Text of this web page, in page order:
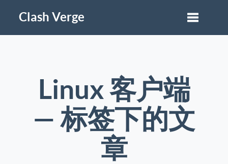
Clash Verge
Linux 客户端
— 标签下的文
章